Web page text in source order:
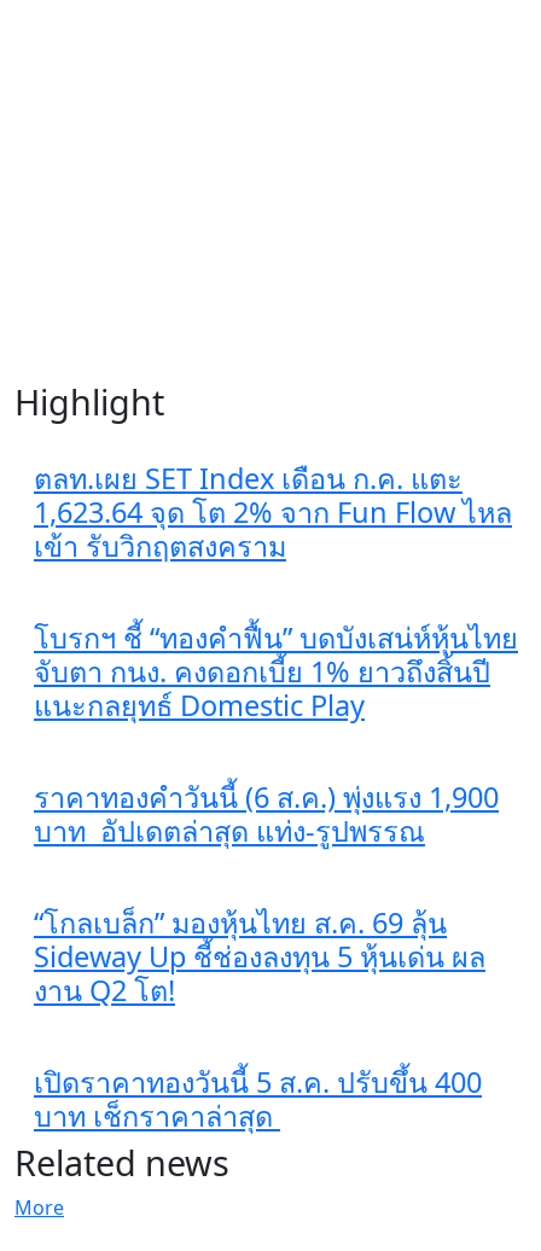
Highlight
ตลท.เผย SET Index เดือน ก.ค. แตะ
1,623.64 จุด โต 2% จาก Fun Flow ไหล
เข้า รับวิกฤตสงคราม
โบรกฯ ชี้ “ทองคำฟื้น” บดบังเสน่ห์หุ้นไทย
จับตา กนง. คงดอกเบี้ย 1% ยาวถึงสิ้นปี
แนะกลยุทธ์ Domestic Play
ราคาทองคำวันนี้ (6 ส.ค.) พุ่งแรง 1,900
บาท อัปเดตล่าสุด​ แท่ง-รูปพรรณ
“โกลเบล็ก” มองหุ้นไทย ส.ค. 69 ลุ้น
Sideway Up ชี้ช่องลงทุน 5 หุ้นเด่น ผล
งาน Q2 โต!
เปิดราคาทองวันนี้ 5 ส.ค. ปรับขึ้น 400
บาท เช็กราคาล่าสุด
Related news
More